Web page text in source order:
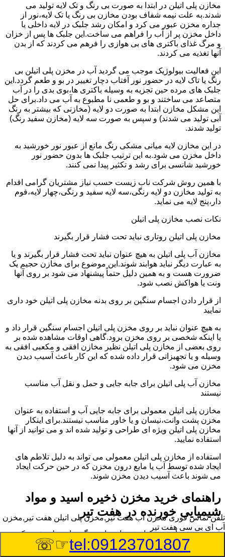
مخازن پلی اتیلن در ابتدا به صورت بی رنگ و تک لایه تولید می
شدند.به علت نیمه شفاف بودن مخازن بی رنگ یا تک لایه،نور از
جداره مخزن عبور می کرد و امکان رشد جلبک در لایه داخلی یا
داخل مخزن پر از آب را فراهم می ساخت.این جلبک ها پس از خزان
و مرگ غذای باکتری های بی هوازی را فرهم می کردند که از بدن
آنها تغذیه می کردند.
این فعالیت بیولوژیک موجب می گردید آب در مخزن پلی اتیلن بی
رنگ یا تاک لایه در حضور نور آفتاب دچار تغییر در بو و طعم گردد.این
جلبک های مرده حین تجزیه به وسیله باکتری ها،بوی بدی را در آب
متصاعد می ساختند و بو و طعمی نا مطبوع به آب می داد.برای حل
این مشکل مخازن ابتدا به صورت دو لایه (مخازنی که بیشتر به رنگ
آبی تولید می شدند) و سپس به صورت سه لایه (مخازن سفید رنگ)
تولید شدند.
در این مخازن لایه میانی مشکی رنگ مانع از عبور نور خورشید به
داخل مخزن می شود.به این ترتیب جلبک ها بدون حضور نور
خورشید شانسی برای رشد و تکثیر پیدا نمی کنند.
با همین روش شرکت ناب زیست حسب نیاز مشتریان گرامی اقدام
به تولید مخازن دو لایه رنگی،سه لایه سفید و رنگی،چهار لایه،فوم
دار،پنج لایه می نماید.
نکات نصب مخازن پلی اتیلن
مخازن پلی اتیلن روتاری نباید تحت فشار قرار بگیرند
مخازن آب پلی اتیلن به هیچ عنوان نباید تحت فشار قرار بگیرند و یا
به عبارت دیگر نباید هوابند شوند.این موضوع برای مخازن حجیم یک
ضرورت هست و به همین دلیل حتماً پیشنهاد می شود بر روی آنها
ونت یا هواکش نصب شود.
از قرار دادن اجسام سنگین بر روی بدنه مخازن پلی اتیلن خود داری
نمایید
به هیچ عنوان نباید بر روی مخزن پلی اتیلن اجسام سنگین قرار داد و
یا اینکه شخصی بر روی مخزن برود.گاهی اوقات مشاهده شده بر
روی بعضی از مخازن پلی اتیلن نظیر مخازن افقی و مکعبی افقی به
وسیله و یا تجهیزاتی قرار داده شده که این کار باعث آسیب دیدن
مخزن می شود.
مخازن آب پلی اتیلن برای جابه جایی و حمل و نقل آب مناسب
نیستند
مخازن پلی اتیلن معمولی برای جابه جایی آب و استفاده به عنوان
مخزن پشت وانت،نیسان و یا خاور مناسب نیستند.برای اینکار
مخازن پلی اتیلن ویژه ای طراحی و تولید شده اند و می توانید از آنها
استفاده نمایید.
استفاده از مخازن پلی اتیلن معمولی می تواند به دلیل تلاطم های
ایجاد شده توسط آب یا مایع درون مخزن که در حین حرکت ایجاد
می شوند باعث آسیب دیدن مخزن شوند.
راهنمای خرید مخزن ذخیره اسید و مواد
شیمیایی خورنده در هفت تیر
مخزن ذخیره اسید و مواد شیمیایی باید به گونه ای تولید شوند که
بتوانند در برابر چگالی نسبتا بالا و خورندگی انواع اسیدها مقاومت
کافی داشته باشند.به همین دلیل نمی توان در هر مخزنی اسید و مواد
تلفن تماس فوریمخزن آب هفت تیر,مخزن پلی اتیلن هفت تیر,مخزن
آب ای بی سی هفت تیر
tel:09123701807
☞☏